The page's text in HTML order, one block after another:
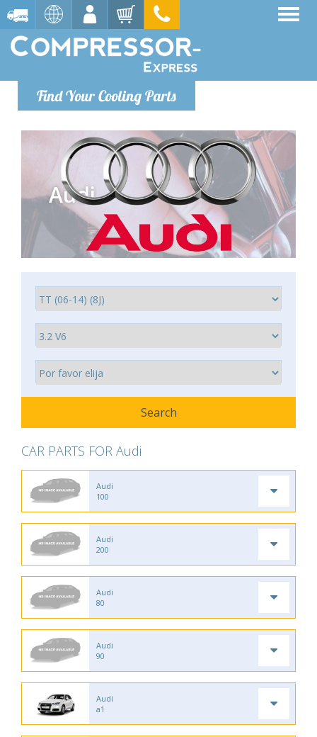
Find Your Cooling Parts
Audi
CAR PARTS FOR Audi
Audi
100
Audi
200
Audi
80
Audi
90
Audi
a1